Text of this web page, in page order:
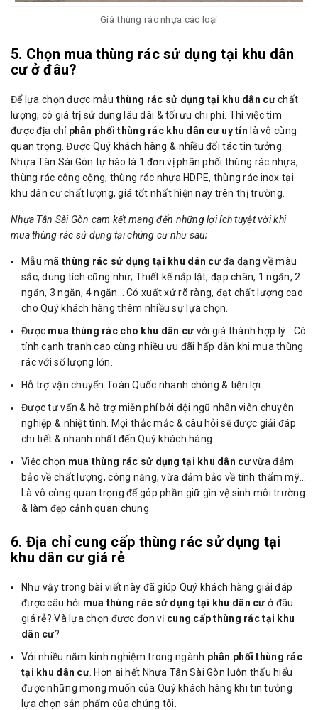
Giá thùng rác nhựa các loại
5. Chọn mua thùng rác sử dụng tại khu dân
cư ở đâu?
Để lựa chọn được mẫu thùng rác sử dụng tại khu dân cưchất
lượng, có giá trị sử dụng lâu dài & tối ưu chi phí. Thì việc tìm
được địa chỉ phân phối thùng rác khu dân cư uy tín là vô cùng
quan trọng. Được Quý khách hàng & nhiều đối tác tin tưởng.
Nhựa Tân Sài Gòn tự hào là 1 đơn vị phân phối thùng rác nhựa,
thùng rác công cộng, thùng rác nhựa HDPE, thùng rác inox tại
khu dân cư chất lượng, giá tốt nhất hiện nay trên thị trường.
Nhựa Tân Sài Gòn cam kết mang đến những lợi ích tuyệt vời khi
mua thùng rác sử dụng tại chúng cư như sau;
Mẫu mã thùng rác sử dụng tại khu dân cưđa dạng về màu
sắc, dung tích cũng như; Thiết kế nắp lật, đạp chân, 1 ngăn, 2
ngăn, 3 ngăn, 4 ngăn… Có xuất xứ rõ ràng, đạt chất lượng cao
cho Quý khách hàng thêm nhiều sự lựa chọn.
Được mua thùng rác cho khu dân cư với giá thành hợp lý… Có
tính cạnh tranh cao cùng nhiều ưu đãi hấp dẫn khi mua thùng
rác với số lượng lớn.
Hỗ trợ vận chuyển Toàn Quốc nhanh chóng & tiện lợi.
Được tư vấn & hỗ trợ miễn phí bởi đội ngũ nhân viên chuyên
nghiệp & nhiệt tình. Mọi thắc mắc & câu hỏi sẽ được giải đáp
chi tiết & nhanh nhất đến Quý khách hàng.
Việc chọn mua thùng rác sử dụng tại khu dân cưvừa đảm
bảo về chất lượng, công năng, vừa đảm bảo về tính thẩm mỹ…
Là vô cùng quan trọng để góp phần giữ gìn vệ sinh môi trường
& làm đẹp cảnh quan chung.
6. Địa chỉ cung cấp thùng rác sử dụng tại
khu dân cư giá rẻ
Như vậy trong bài viết này đã giúp Quý khách hàng giải đáp
được câu hỏi mua thùng rác sử dụng tại khu dân cư ở đâu
giá rẻ? Và lựa chọn được đơn vị cung cấp thùng rác tại khu
dân cư?
Với nhiều năm kinh nghiệm trong ngành phân phối thùng rác
tại khu dân cư. Hơn ai hết Nhựa Tân Sài Gòn luôn thấu hiểu
được những mong muốn của Quý khách hàng khi tin tưởng
lựa chọn sản phẩm của chúng tôi.